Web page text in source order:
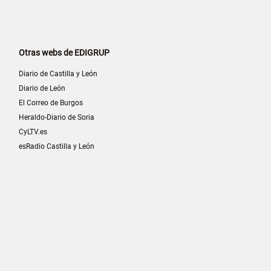
Otras webs de EDIGRUP
Diario de Castilla y León
Diario de León
El Correo de Burgos
Heraldo-Diario de Soria
CyLTV.es
esRadio Castilla y León